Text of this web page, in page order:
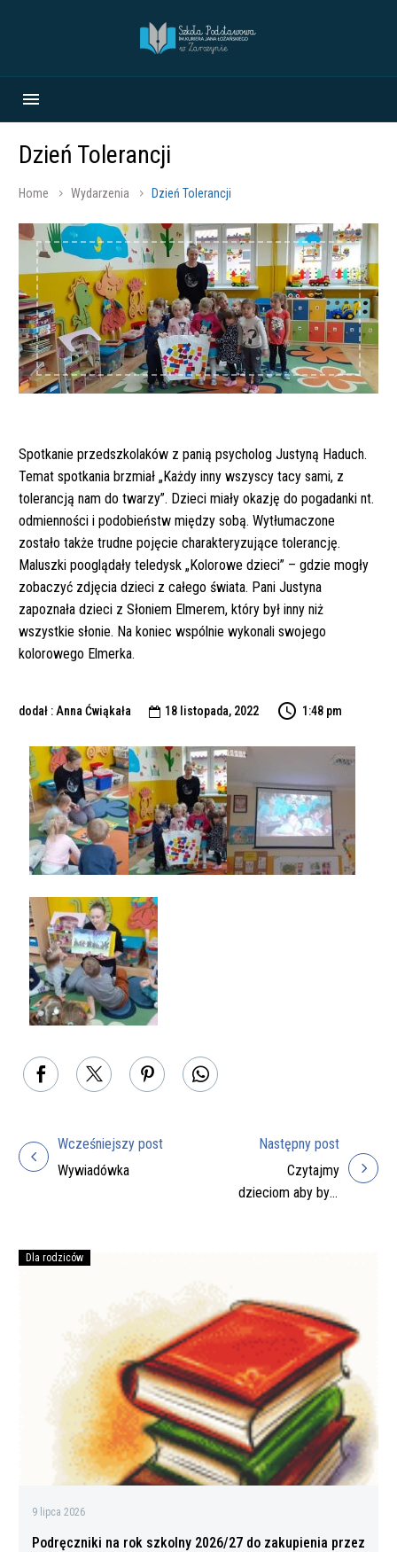
Dzień Tolerancji
Home Wydarzenia Dzień Tolerancji
Spotkanie przedszkolaków z panią psycholog Justyną Haduch.
Temat spotkania brzmiał „Każdy inny wszyscy tacy sami, z
tolerancją nam do twarzy”. Dzieci miały okazję do pogadanki nt.
odmienności i podobieństw między sobą. Wytłumaczone
zostało także trudne pojęcie charakteryzujące tolerancję.
Maluszki pooglądały teledysk „Kolorowe dzieci” – gdzie mogły
zobaczyć zdjęcia dzieci z całego świata. Pani Justyna
zapoznała dzieci z Słoniem Elmerem, który był inny niż
wszystkie słonie. Na koniec wspólnie wykonali swojego
kolorowego Elmerka.
dodał : Anna Ćwiąkała  18 listopada, 2022 1:48 pm
Nawigacja
Wcześniejszy post
Wywiadówka
Następny post
Czytajmy
dzieciom aby były
rok
szkolny
do
zakupienia
przez
rodziców
Dla rodziców
9 lipca 2026
Podręczniki na rok szkolny 2026/27 do zakupienia przez